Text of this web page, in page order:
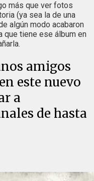
más que ver fotos
(ya sea la de una
algún modo acabaron
que tiene ese álbum en
amigos
este nuevo
a
de hasta